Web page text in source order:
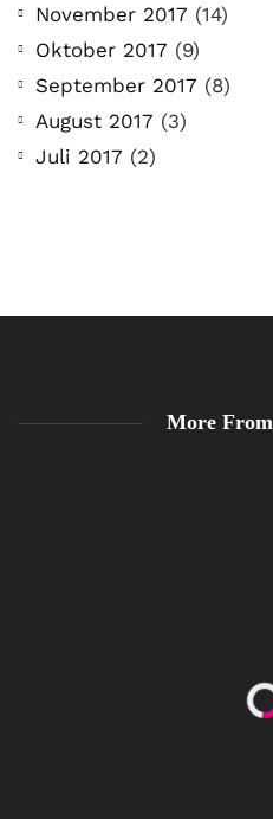
November 2017 (14)
Oktober 2017 (9)
September 2017 (8)
August 2017 (3)
Juli 2017 (2)
More